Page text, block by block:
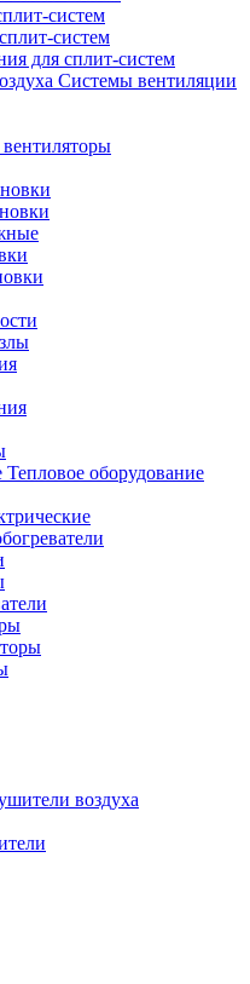
систем
систем
для сплит-систем
Системы вентиляции
Тепловое оборудование
воздуха